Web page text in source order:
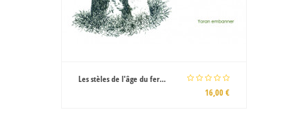
Les stèles de l'âge du fer...
16,00 €